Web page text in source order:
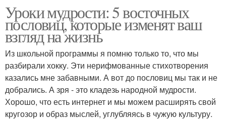
Уроки мудрости: 5 восточных
пословиц, которые изменят ваш
взгляд на жизнь
Из школьной программы я помню только то, что мы
разбирали хокку. Эти нерифмованные стихотворения
казались мне забавными. А вот до пословиц мы так и не
добрались. А зря - это кладезь народной мудрости.
Хорошо, что есть интернет и мы можем расширять свой
кругозор и образ мыслей, углубляясь в чужую культуру.